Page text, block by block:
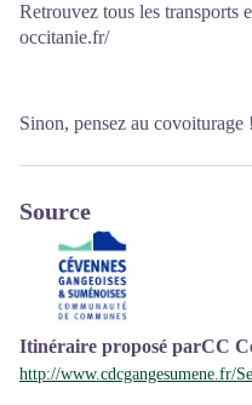
Retrouvez tous les transports
occitanie.fr/
Sinon, pensez au covoiturage !
Source
Itinéraire proposé parCC
http://www.cdcgangesumene.fr/